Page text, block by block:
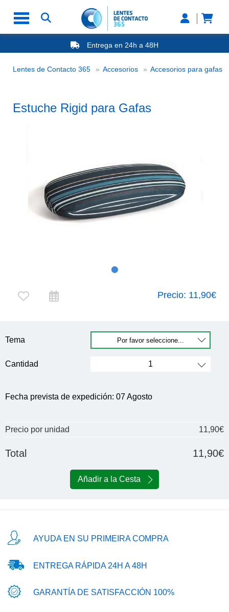
Entrega en 24h a 48H
-20% Gafas de Lectura
Nº1 en Opinión de los Clientes
Lentes de Contacto 365 Accesorios Accesorios para gafas
Estuche Rigid para Gafas
Precio: 11,90€
Tema
Cantidad
Fecha prevista de expedición: 07 Agosto
Precio por unidad 11,90€
Total 11,90€
Añadir a la Cesta
AYUDA EN SU PRIMEIRA COMPRA
ENTREGA RÁPIDA 24H A 48H
GARANTÍA DE SATISFACCIÓN 100%